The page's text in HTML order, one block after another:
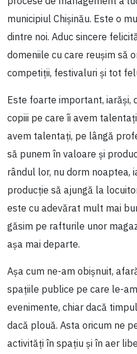
municipiul Chișinău. Este o
dintre noi. Aduc sincere
domeniile cu care reușim să
competiții, festivaluri și tot
Este foarte important, iarăși,
copiii pe care îi avem
avem talentați, pe lângă
să punem în valoare și
rândul lor, nu dorm noaptea,
producție să ajungă la
este cu adevărat mult mai
găsim pe rafturile unor
așa mai departe.
Așa cum ne-am obișnuit,
spațiile publice pe care le-
evenimente, chiar dacă
dacă plouă. Asta oricum ne
activități în spațiu și în aer